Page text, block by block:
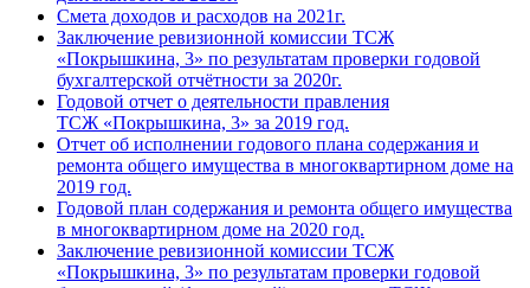
Смета доходов и расходов на 2021г.
Заключение ревизионной комиссии ТСЖ
«Покрышкина, 3» по результатам проверки годовой
бухгалтерской отчётности за 2020г.
Годовой отчет о деятельности правления
ТСЖ «Покрышкина, 3» за 2019 год.
Отчет об исполнении годового плана содержания и
ремонта общего имущества в многоквартирном доме на
2019 год.
Годовой план содержания и ремонта общего имущества
в многоквартирном доме на 2020 год.
Заключение ревизионной комиссии ТСЖ
«Покрышкина, 3» по результатам проверки годовой